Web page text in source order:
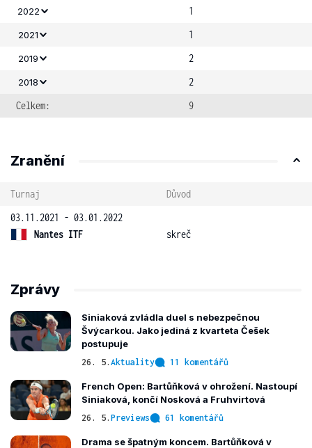
2022 1
2021 1
2019 2
2018
2
Celkem:
9
Zranění
Turnaj
Důvod
03.11.2021 - 03.01.2022
Nantes ITF
skreč
Zprávy
Siniaková zvládla duel s nebezpečnou
Švýcarkou. Jako jediná z kvarteta Češek
postupuje
26. 5. Aktuality 11 komentářů
French Open: Bartůňková v ohrožení. Nastoupí
Siniaková, končí Nosková a Fruhvirtová
26. 5. Previews 61 komentářů
Drama se špatným koncem. Bartůňková v